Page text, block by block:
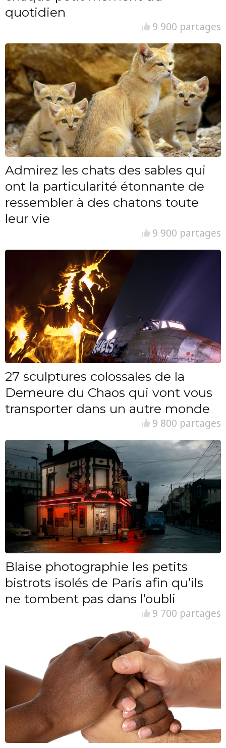
quotidien
9 900 partages
Admirez les chats des sables qui
ont la particularité étonnante de
ressembler à des chatons toute
leur vie
9 900 partages
27 sculptures colossales de la
Demeure du Chaos qui vont vous
transporter dans un autre monde
9 800 partages
Blaise photographie les petits
bistrots isolés de Paris afin qu’ils
ne tombent pas dans l’oubli
9 700 partages